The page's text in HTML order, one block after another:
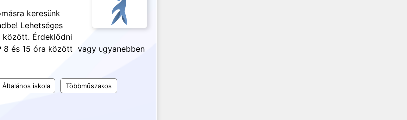
keresünk
Lehetséges
Érdeklődni
és 15 óra között vagy ugyanebben
Általános iskola Többműszakos